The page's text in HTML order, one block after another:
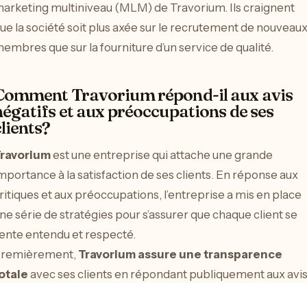
multiniveau (MLM) de Travorium. Ils craignent
la société soit plus axée sur le recrutement de nouveaux
que sur la fourniture d’un service de qualité.
Travorium répond-il aux avis
et aux préoccupations de ses
est une entreprise qui attache une grande
à la satisfaction de ses clients. En réponse aux
et aux préoccupations, l’entreprise a mis en place
série de stratégies pour s’assurer que chaque client se
entendu et respecté.
Travorium assure une transparence
avec ses clients en répondant publiquement aux avis